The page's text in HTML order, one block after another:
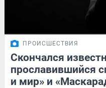
ПРОИСШЕСТВИЯ
Скончался
прославившийся
и мир» и